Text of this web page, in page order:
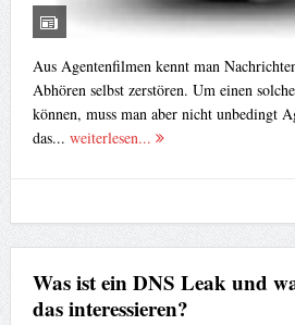
Aus Agentenfilmen kennt man
Abhören selbst zerstören. Um einen
können, muss man aber nicht unbedingt
das... weiterlesen...
Was ist ein DNS Leak und
das interessieren?